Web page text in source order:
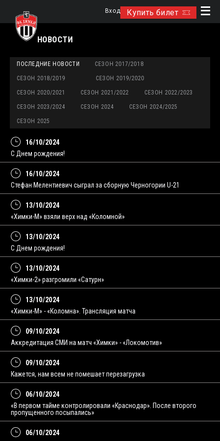
Купить билет
Вход
НОВОСТИ
ПОСЛЕДНИЕ НОВОСТИ СЕЗОН 2017/2018
СЕЗОН 2018/2019 СЕЗОН 2019/2020
СЕЗОН 2020/2021 СЕЗОН 2021/2022 СЕЗОН 2022/2023
СЕЗОН 2023/2024 СЕЗОН 2024 СЕЗОН 2024/2025
СЕЗОН 2025
16/10/2024
С Днем рождения!
16/10/2024
Стефан Мелентиевич сыграл за сборную Черногории U-21
13/10/2024
«Химки-М» взяли верх над «Коломной»
13/10/2024
C Днем рождения!
13/10/2024
«Химки-2» разгромили «Сатурн»
13/10/2024
«Химки-М» - «Коломна». Трансляция матча
09/10/2024
Аккредитация СМИ на матч «Химки» - «Локомотив»
09/10/2024
Кажется, нам всем не помешает перезагрузка
06/10/2024
«В первом тайме контролировали «Краснодар». После второго
пропущенного посыпались»
06/10/2024